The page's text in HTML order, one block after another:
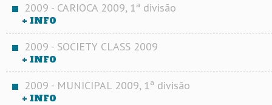
2009 - CARIOCA 2009, 1ª divisão
+ INFO
2009 - SOCIETY CLASS 2009
+ INFO
2009 - MUNICIPAL 2009, 1ª divisão
+ INFO